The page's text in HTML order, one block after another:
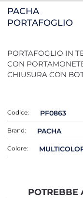
PACHA
PORTAFOGLIO
PORTAFOGLIO IN
CON
CHIUSURA CON
Codice: PF0863
Brand: PACHA
Colore:
POTREBBE